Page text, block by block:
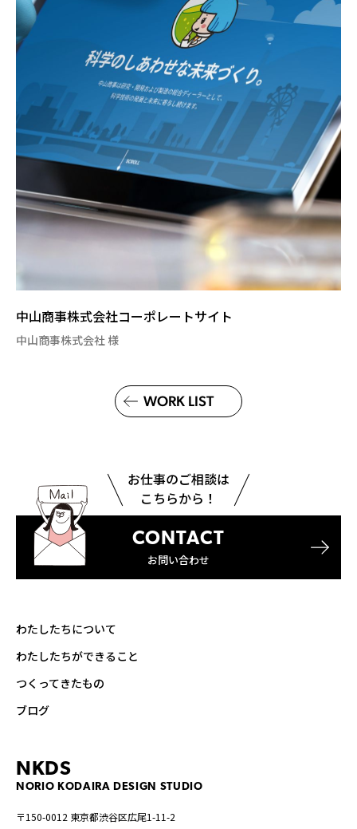
中山商事株式会社コーポレートサイト
中山商事株式会社 様
WORK LIST
お仕事のご相談は
こちらから！
CONTACT
お問い合わせ
わたしたちについて
わたしたちができること
つくってきたもの
ブログ
NKDS
NORIO KODAIRA DESIGN STUDIO
〒150-0012 東京都渋谷区広尾1-11-2